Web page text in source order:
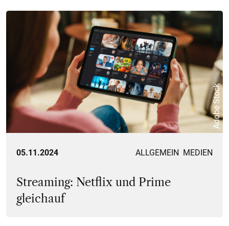
Adobe Stock
05.11.2024 ALLGEMEIN MEDIEN
Streaming: Netflix und Prime
gleichauf